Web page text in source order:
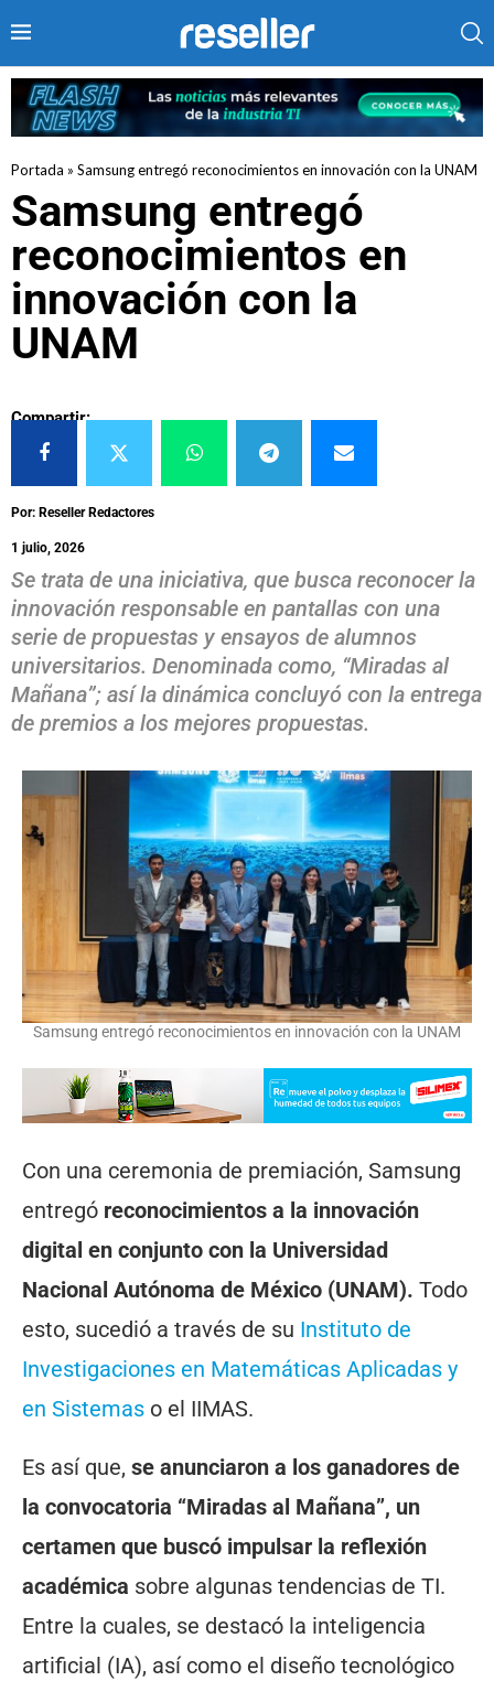
Portada » Samsung entregó reconocimientos en innovación con la UNAM
Samsung entregó
reconocimientos en
innovación con la
UNAM
Compartir:
Por: Reseller Redactores
1 julio, 2026
Se trata de una iniciativa, que busca reconocer la
innovación responsable en pantallas con una
serie de propuestas y ensayos de alumnos
universitarios. Denominada como, “Miradas al
Mañana”; así la dinámica concluyó con la entrega
de premios a los mejores propuestas.
Samsung entregó reconocimientos en innovación con la UNAM
Con una ceremonia de premiación, Samsung
entregó reconocimientos a la innovación
digital en conjunto con la Universidad
Nacional Autónoma de México (UNAM). Todo
esto, sucedió a través de su Instituto de
Investigaciones en Matemáticas Aplicadas y
en Sistemas o el IIMAS.
Es así que, se anunciaron a los ganadores de
la convocatoria “Miradas al Mañana”, un
certamen que buscó impulsar la reflexión
académica sobre algunas tendencias de TI.
Entre la cuales, se destacó la inteligencia
artificial (IA), así como el diseño tecnológico